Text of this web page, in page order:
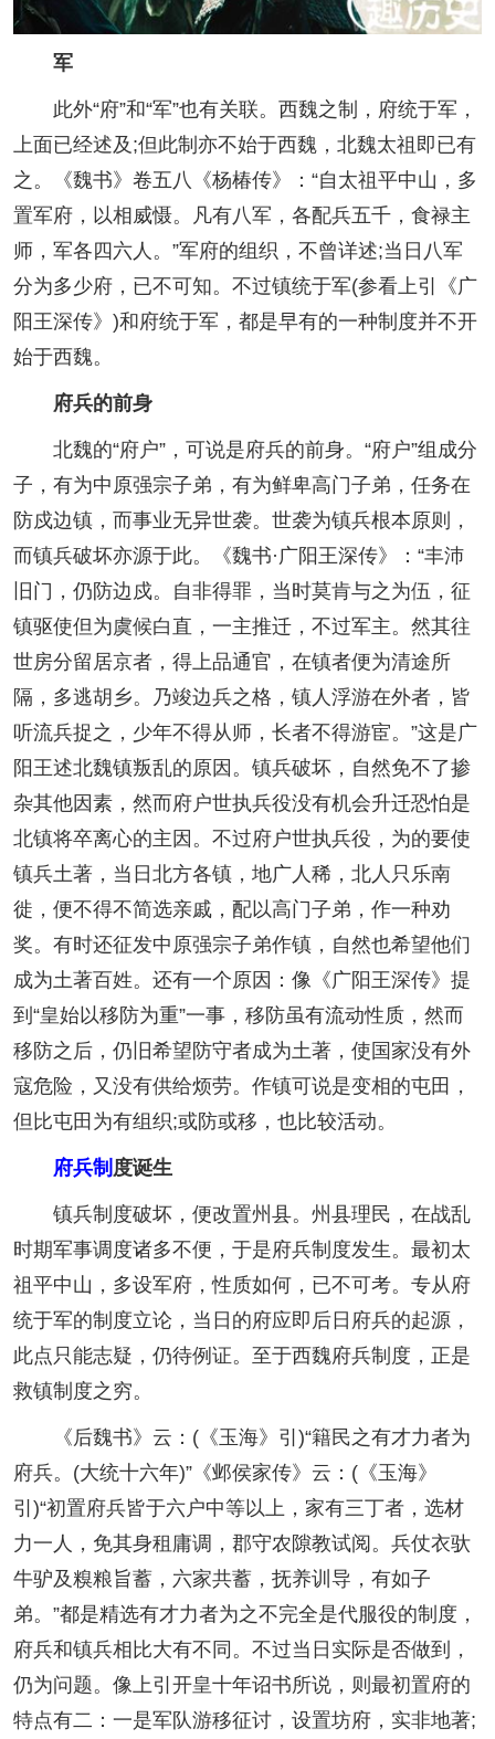
军
此外“府”和“军”也有关联。西魏之制，府统于军，
上面已经述及;但此制亦不始于西魏，北魏太祖即已有
之。《魏书》卷五八《杨椿传》：“自太祖平中山，多
置军府，以相威慑。凡有八军，各配兵五千，食禄主
师，军各四六人。”军府的组织，不曾详述;当日八军
分为多少府，已不可知。不过镇统于军(参看上引《广
阳王深传》)和府统于军，都是早有的一种制度并不开
始于西魏。
府兵的前身
北魏的“府户”，可说是府兵的前身。“府户”组成分
子，有为中原强宗子弟，有为鲜卑高门子弟，任务在
防戍边镇，而事业无异世袭。世袭为镇兵根本原则，
而镇兵破坏亦源于此。《魏书·广阳王深传》：“丰沛
旧门，仍防边戍。自非得罪，当时莫肯与之为伍，征
镇驱使但为虞候白直，一主推迁，不过军主。然其往
世房分留居京者，得上品通官，在镇者便为清途所
隔，多逃胡乡。乃竣边兵之格，镇人浮游在外者，皆
听流兵捉之，少年不得从师，长者不得游宦。”这是广
阳王述北魏镇叛乱的原因。镇兵破坏，自然免不了掺
杂其他因素，然而府户世执兵役没有机会升迁恐怕是
北镇将卒离心的主因。不过府户世执兵役，为的要使
镇兵土著，当日北方各镇，地广人稀，北人只乐南
徙，便不得不简选亲戚，配以高门子弟，作一种劝
奖。有时还征发中原强宗子弟作镇，自然也希望他们
成为土著百姓。还有一个原因：像《广阳王深传》提
到“皇始以移防为重”一事，移防虽有流动性质，然而
移防之后，仍旧希望防守者成为土著，使国家没有外
寇危险，又没有供给烦劳。作镇可说是变相的屯田，
但比屯田为有组织;或防或移，也比较活动。
府兵制 度诞生
镇兵制度破坏，便改置州县。州县理民，在战乱
时期军事调度诸多不便，于是府兵制度发生。最初太
祖平中山，多设军府，性质如何，已不可考。专从府
统于军的制度立论，当日的府应即后日府兵的起源，
此点只能志疑，仍待例证。至于西魏府兵制度，正是
救镇制度之穷。
《后魏书》云：(《玉海》引)“籍民之有才力者为
府兵。(大统十六年)”《邺侯家传》云：(《玉海》
引)“初置府兵皆于六户中等以上，家有三丁者，选材
力一人，免其身租庸调，郡守农隙教试阅。兵仗衣驮
牛驴及糗粮旨蓄，六家共蓄，抚养训导，有如子
弟。”都是精选有才力者为之不完全是代服役的制度，
府兵和镇兵相比大有不同。不过当日实际是否做到，
仍为问题。像上引开皇十年诏书所说，则最初置府的
特点有二：一是军队游移征讨，设置坊府，实非地著;